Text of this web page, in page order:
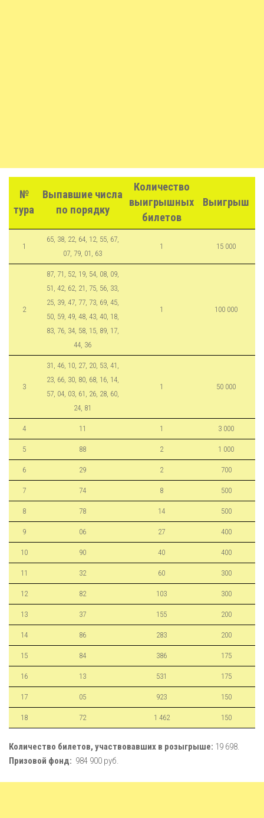
№
тура
Выпавшие числа
по порядку
Количество
выигрышных
билетов
Выигрыш
1
65, 38, 22, 64, 12, 55, 67,
07, 79, 01, 63
1 15 000
2
87, 71, 52, 19, 54, 08, 09,
51, 42, 62, 21, 75, 56, 33,
25, 39, 47, 77, 73, 69, 45,
50, 59, 49, 48, 43, 40, 18,
83, 76, 34, 58, 15, 89, 17,
44, 36
1 100 000
3
31, 46, 10, 27, 20, 53, 41,
23, 66, 30, 80, 68, 16, 14,
57, 04, 03, 61, 26, 28, 60,
24, 81
1 50 000
4 11 1 3 000
5 88 2 1 000
6 29 2 700
7 74 8 500
8 78 14 500
9 06 27 400
10 90 40 400
11 32 60 300
12 82 103 300
13 37 155 200
14 86 283 200
15 84 386 175
16 13 531 175
17 05 923 150
18 72 1 462 150
Количество билетов, участвовавших в розыгрыше: 19 698.
Призовой фонд: 984 900 руб.